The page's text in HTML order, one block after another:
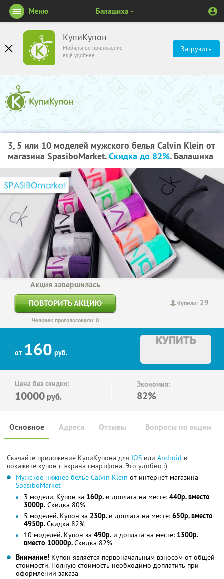
КупиКупон
Мобильное приложение
ещё удобнее
Загрузить
Меню Балашиха
3, 5 или 10 моделей мужского белья Calvin Klein от
магазина SpasiboMarket.Скидка до 82%. Балашиха
Купили: 29
Акция завершилась
ПОВТОРИТЬ АКЦИЮ
Человек проголосовало: 0
от 160 руб.
КУПИТЬ
Цена без скидки:
10000 руб.
Экономия:
82%
Основное Отзывы Вопросы по акции
Адреса
Скачайте приложение КупиКупона для IOS или Android и
покажите купон с экрана смартфона. Это удобно :)
Мужское нижнее белье Calvin Klein от интернет-магазина
SpasiboMarket
3 модели. Купон за 160р. и доплата на месте: 440р. вместо
3000р. Скидка 80%
5 моделей. Купон за 230р. и доплата на месте: 650р. вместо
4950р.Скидка 82%
10 моделей. Купон за 490р. и доплата на месте: 1300р.
вместо 10000р.Скидка 82%
Внимание! Купон является первоначальным взносом от общей
стоимости. Полную стоимость необходимо доплатить при
оформлении заказа